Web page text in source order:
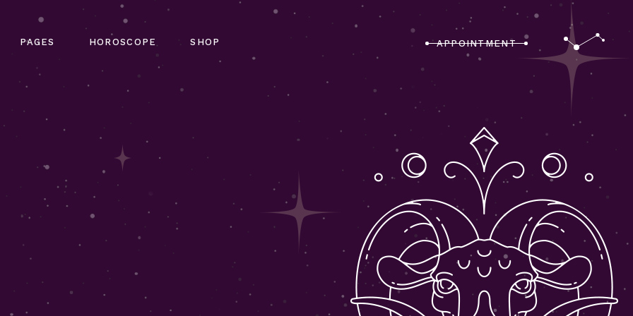
Light
Slider
Dark
PAGES
About Me
Contact Us
FAQ Page
404 Error
HOROSCOPE
Four Collumns
Six Collumns Wide
SHOP
Product Single
APPOINTMENT
Me
Error
Horoscope Single
Six Collumns Wide
Shop List
Product Single